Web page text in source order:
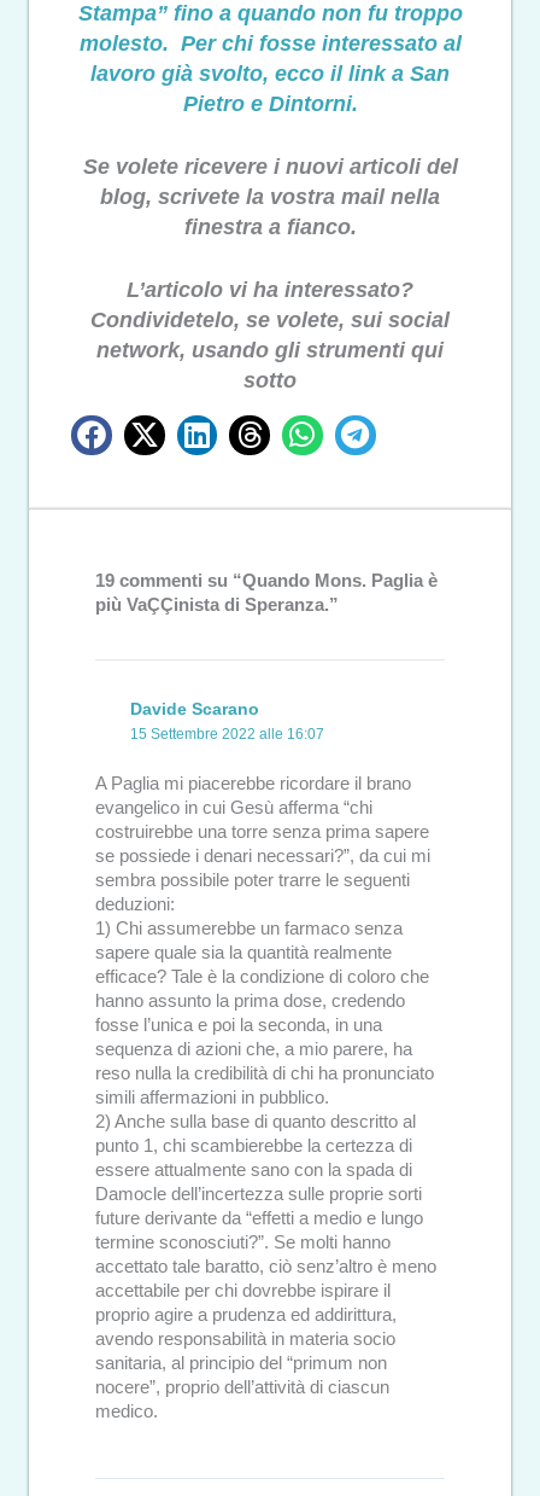
Stampa” fino a quando non fu troppo
molesto. Per chi fosse interessato al
lavoro già svolto, ecco il link a San
Pietro e Dintorni.
Se volete ricevere i nuovi articoli del
blog, scrivete la vostra mail nella
finestra a fianco.
L’articolo vi ha interessato?
Condividetelo, se volete, sui social
network, usando gli strumenti qui
sotto
19 commenti su “Quando Mons. Paglia è
più VaÇÇinista di Speranza.”
Davide Scarano
15 Settembre 2022 alle 16:07
A Paglia mi piacerebbe ricordare il brano
evangelico in cui Gesù afferma “chi
costruirebbe una torre senza prima sapere
se possiede i denari necessari?”, da cui mi
sembra possibile poter trarre le seguenti
deduzioni:
1) Chi assumerebbe un farmaco senza
sapere quale sia la quantità realmente
efficace? Tale è la condizione di coloro che
hanno assunto la prima dose, credendo
fosse l’unica e poi la seconda, in una
sequenza di azioni che, a mio parere, ha
reso nulla la credibilità di chi ha pronunciato
simili affermazioni in pubblico.
2) Anche sulla base di quanto descritto al
punto 1, chi scambierebbe la certezza di
essere attualmente sano con la spada di
Damocle dell’incertezza sulle proprie sorti
future derivante da “effetti a medio e lungo
termine sconosciuti?”. Se molti hanno
accettato tale baratto, ciò senz’altro è meno
accettabile per chi dovrebbe ispirare il
proprio agire a prudenza ed addirittura,
avendo responsabilità in materia socio
sanitaria, al principio del “primum non
nocere”, proprio dell’attività di ciascun
medico.